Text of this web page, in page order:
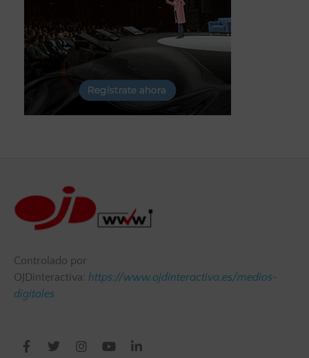
Controlado por
OJDinteractiva: https://www.ojdinteractiva.es/medios-
digitales